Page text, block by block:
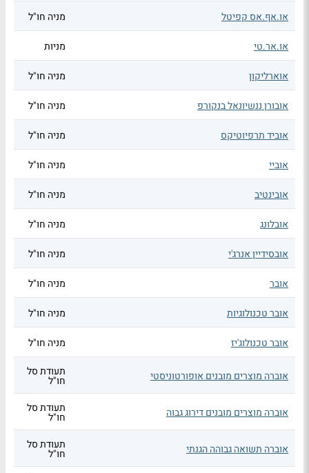
או.אף.אס קפיטל מניה חו"ל
או.אר.טי מניות
אוארליקון מניה חו"ל
אובורן ננשיונאל בנקורפ מניה חו"ל
אוביד תרפיוטיקס מניה חו"ל
אוביי מניה חו"ל
אובינטיב מניה חו"ל
אובלונג מניה חו"ל
אובסידיין אנרג'י מניה חו"ל
אובר מניה חו"ל
אובר טכנולוגיות מניה חו"ל
אובר טכנולוג'יז מניה חו"ל
אוברה מוצרים מובנים אופורטוניסטי תעודת סל
חו"ל
אוברה מוצרים מובנים דירוג גבוה תעודת סל
חו"ל
אוברה תשואה גבוהה הגנתי תעודת סל
חו"ל